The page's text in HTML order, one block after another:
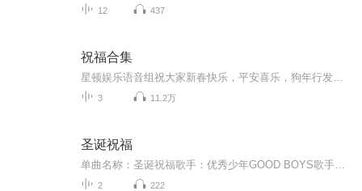
12 437
祝福合集
3 11.2万
圣诞祝福
2 222